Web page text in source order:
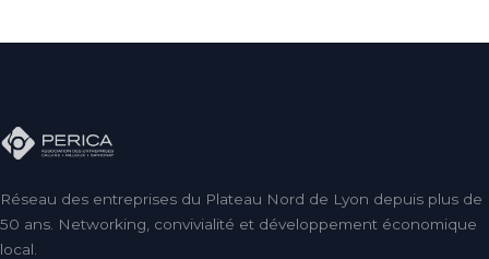
Réseau des entreprises du Plateau Nord de Lyon depuis plus de
50 ans. Networking, convivialité et développement économique
local.